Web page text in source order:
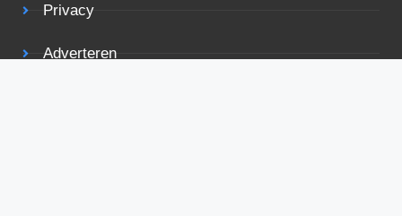
Privacy
Adverteren